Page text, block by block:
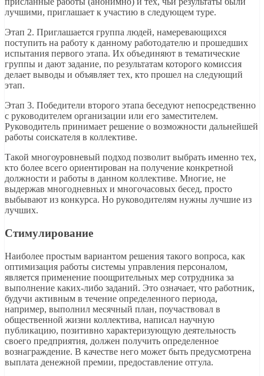
лучшими, приглашает к участию в следующем туре.
Этап 2. Приглашается группа людей, намеревающихся
поступить на работу к данному работодателю и прошедших
испытания первого этапа. Их объединяют в тематические
группы и дают задание, по результатам которого комиссия
делает выводы и объявляет тех, кто прошел на следующий
этап.
Этап 3. Победители второго этапа беседуют непосредственно
с руководителем организации или его заместителем.
Руководитель принимает решение о возможности дальнейшей
работы соискателя в коллективе.
Такой многоуровневый подход позволит выбрать именно тех,
кто более всего ориентирован на получение конкретной
должности и работы в данном коллективе. Многие, не
выдержав многодневных и многочасовых бесед, просто
выбывают из конкурса. Но руководителям нужны лучшие из
лучших.
Стимулирование
Наиболее простым вариантом решения такого вопроса, как
оптимизация работы системы управления персоналом,
является применение поощрительных мер сотрудника за
выполнение каких-либо заданий. Это означает, что работник,
будучи активным в течение определенного периода,
например, выполнил месячный план, поучаствовал в
общественной жизни коллектива, написал научную
публикацию, позитивно характеризующую деятельность
своего предприятия, должен получить определенное
вознаграждение. В качестве него может быть предусмотрена
выплата денежной премии, предоставление отгула.